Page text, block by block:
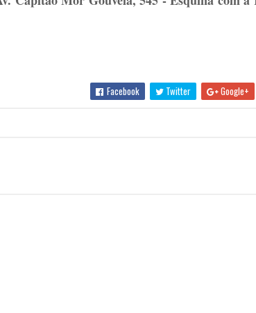
Facebook Twitter Google+